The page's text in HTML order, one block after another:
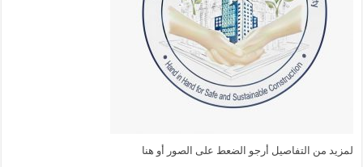
لمزيد من التفاصيل أرجو الضعط على الصور أو هنا